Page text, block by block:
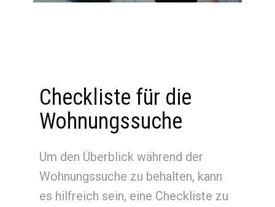
Checkliste für die
Wohnungssuche
Um den Überblick während der
Wohnungssuche zu behalten, kann
es hilfreich sein, eine Checkliste zu